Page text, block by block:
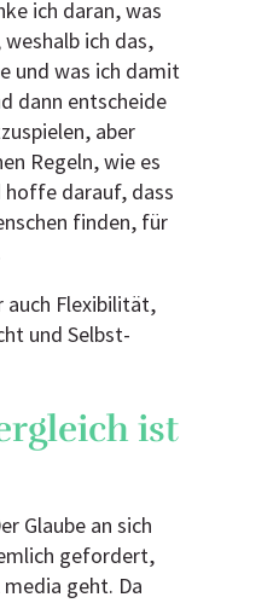
ich daran, was
ich das,
und was ich damit
dann entscheide
aber
Regeln, wie es
darauf, dass
finden, für
auch Flexibilität,
und Selbst-
ist
Glaube an sich
gefordert,
geht. Da